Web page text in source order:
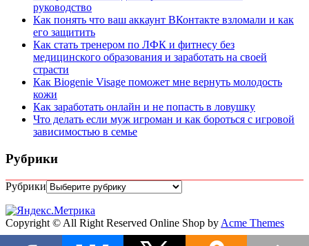
руководство
Как понять что ваш аккаунт ВКонтакте взломали и как
его защитить
Как стать тренером по ЛФК и фитнесу без
медицинского образования и заработать на своей
страсти
Как Biogenie Visage поможет мне вернуть молодость
кожи
Как заработать онлайн и не попасть в ловушку
Что делать если муж игроман и как бороться с игровой
зависимостью в семье
Рубрики
Рубрики
Copyright © All Right Reserved Online Shop by Acme Themes